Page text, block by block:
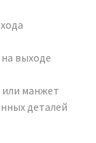
выходе
манжет
деталей